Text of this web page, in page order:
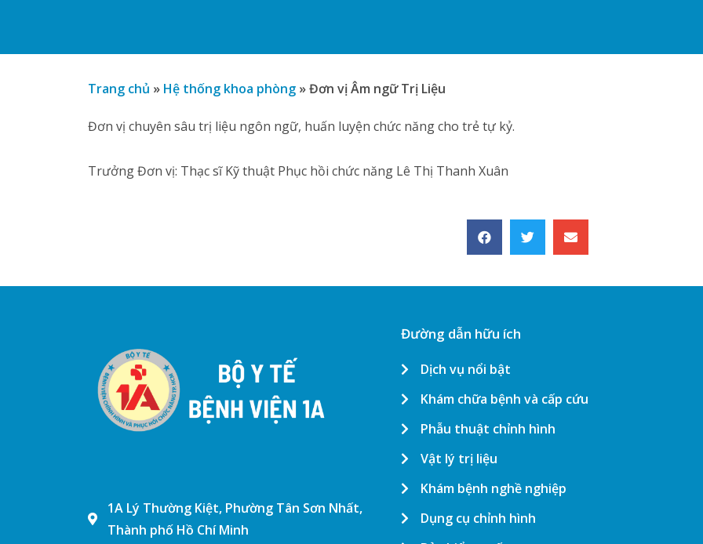
Trang chủ » Hệ thống khoa phòng »Đơn vị Âm ngữ Trị Liệu
Đơn vị chuyên sâu trị liệu ngôn ngữ, huấn luyện chức năng cho trẻ tự kỷ.
Trưởng Đơn vị: Thạc sĩ Kỹ thuật Phục hồi chức năng Lê Thị Thanh Xuân
1A Lý Thường Kiệt, Phường Tân Sơn Nhất,
Thành phố Hồ Chí Minh
Đường dẫn hữu ích
Dịch vụ nổi bật
Khám chữa bệnh và cấp cứu
Phẫu thuật chỉnh hình
Vật lý trị liệu
Khám bệnh nghề nghiệp
Dụng cụ chỉnh hình